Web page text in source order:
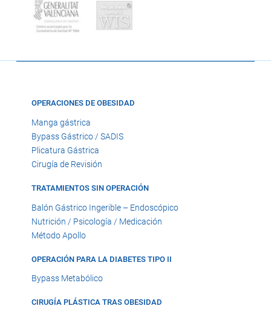
OPERACIONES DE OBESIDAD
Manga gástrica
Bypass Gástrico / SADIS
Plicatura Gástrica
Cirugía de Revisión
TRATAMIENTOS SIN OPERACIÓN
Balón Gástrico Ingerible – Endoscópico
Nutrición / Psicología / Medicación
Método Apollo
OPERACIÓN PARA LA DIABETES TIPO II
Bypass Metabólico
CIRUGÍA PLÁSTICA TRAS OBESIDAD